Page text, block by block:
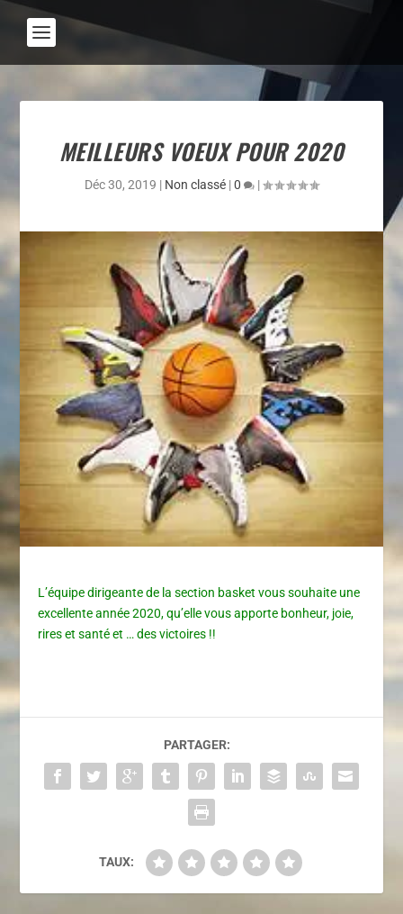
MEILLEURS VOEUX POUR 2020
Déc 30, 2019 | Non classé |0 |
L’équipe dirigeante de la section basket vous souhaite une
excellente année 2020, qu’elle vous apporte bonheur, joie,
rires et santé et … des victoires !!
PARTAGER:
TAUX: